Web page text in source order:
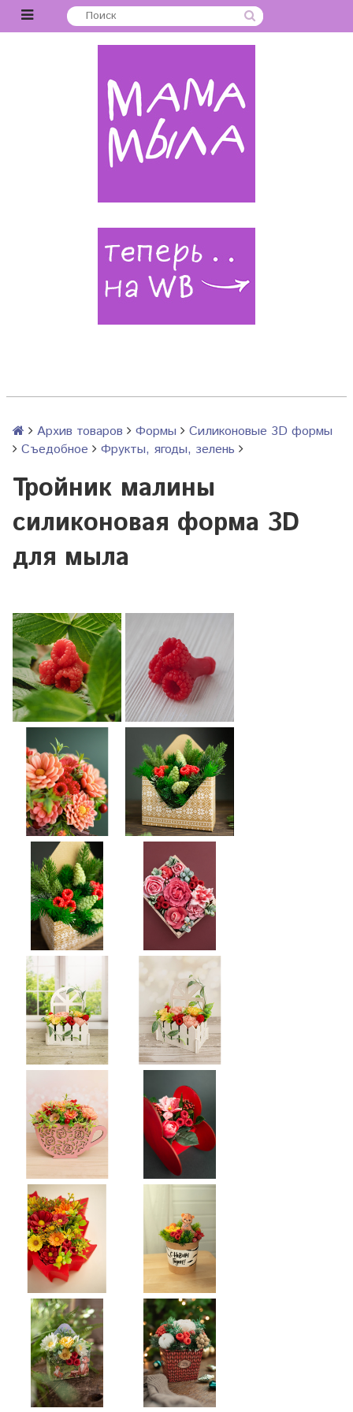
Архив товаров Формы
Силиконовые 3D формы
Съедобное
Фрукты, ягоды, зелень
Тройник малины
силиконовая форма 3D
для мыла